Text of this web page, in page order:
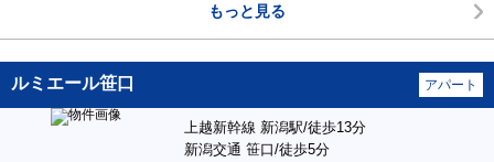
もっと見る
ルミエール笹口 アパート
上越新幹線 新潟駅/徒歩13分
新潟交通 笹口/徒歩5分